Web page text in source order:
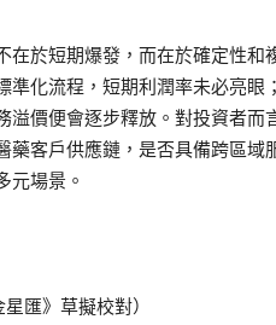
在於短期爆發，而在於確定性和
化流程，短期利潤率未必亮眼
價便會逐步釋放。對投資者而
藥客戶供應鏈，是否具備跨區域
元場景。
匯》草擬校對）